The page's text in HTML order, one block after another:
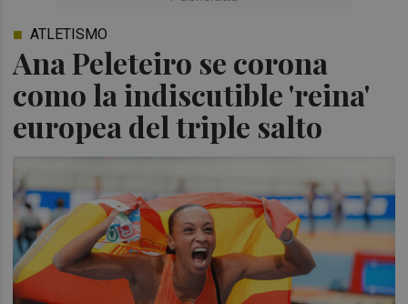
Ana Peleteiro se corona
como la indiscutible 'reina'
europea del triple salto
ATLETISMO